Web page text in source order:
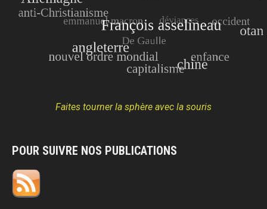
Faites tourner la sphère avec la souris
POUR SUIVRE NOS PUBLICATIONS